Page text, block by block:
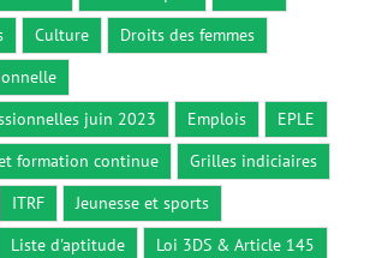
Culture
Droits des femmes
juin 2023
Emplois
EPLE
et formation continue
Grilles indiciaires
ITRF
Jeunesse et sports
Liste d'aptitude
Loi 3DS & Article 145